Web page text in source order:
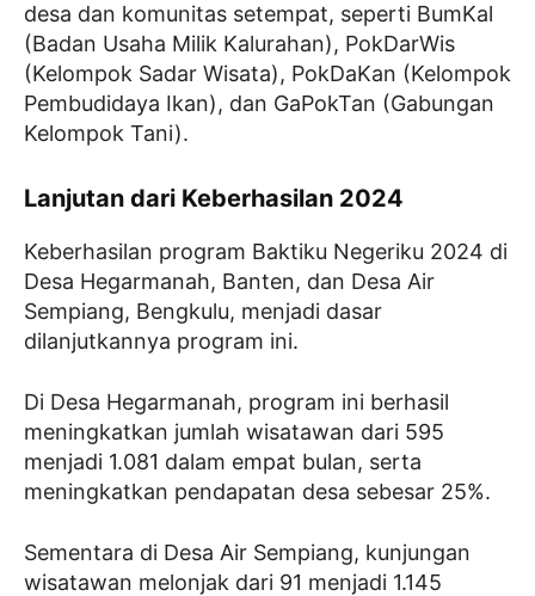
desa dan komunitas setempat, seperti BumKal
(Badan Usaha Milik Kalurahan), PokDarWis
(Kelompok Sadar Wisata), PokDaKan (Kelompok
Pembudidaya Ikan), dan GaPokTan (Gabungan
Kelompok Tani).
Lanjutan dari Keberhasilan 2024
Keberhasilan program Baktiku Negeriku 2024 di
Desa Hegarmanah, Banten, dan Desa Air
Sempiang, Bengkulu, menjadi dasar
dilanjutkannya program ini.
Di Desa Hegarmanah, program ini berhasil
meningkatkan jumlah wisatawan dari 595
menjadi 1.081 dalam empat bulan, serta
meningkatkan pendapatan desa sebesar 25%.
Sementara di Desa Air Sempiang, kunjungan
wisatawan melonjak dari 91 menjadi 1.145